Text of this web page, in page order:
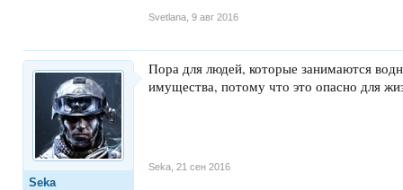
Svetlana 9 авг 2016
Seka
Пора для людей, которые занимаются
имущества, потому что это опасно для
Seka 21 сен 2016